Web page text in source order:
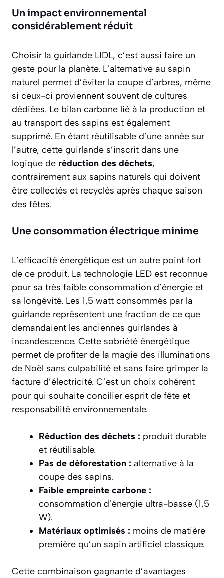
Un impact environnemental
considérablement réduit
Choisir la guirlande LIDL, c’est aussi faire un
geste pour la planète. L’alternative au sapin
naturel permet d’éviter la coupe d’arbres, même
si ceux-ci proviennent souvent de cultures
dédiées. Le bilan carbone lié à la production et
au transport des sapins est également
supprimé. En étant réutilisable d’une année sur
l’autre, cette guirlande s’inscrit dans une
logique de réduction des déchets,
contrairement aux sapins naturels qui doivent
être collectés et recyclés après chaque saison
des fêtes.
Une consommation électrique minime
L’efficacité énergétique est un autre point fort
de ce produit. La technologie LED est reconnue
pour sa très faible consommation d’énergie et
sa longévité. Les 1,5 watt consommés par la
guirlande représentent une fraction de ce que
demandaient les anciennes guirlandes à
incandescence. Cette sobriété énergétique
permet de profiter de la magie des illuminations
de Noël sans culpabilité et sans faire grimper la
facture d’électricité. C’est un choix cohérent
pour qui souhaite concilier esprit de fête et
responsabilité environnementale.
Réduction des déchets : produit durable
et réutilisable.
Pas de déforestation : alternative à la
coupe des sapins.
Faible empreinte carbone :
consommation d’énergie ultra-basse (1,5
W).
Matériaux optimisés : moins de matière
première qu’un sapin artificiel classique.
Cette combinaison gagnante d’avantages